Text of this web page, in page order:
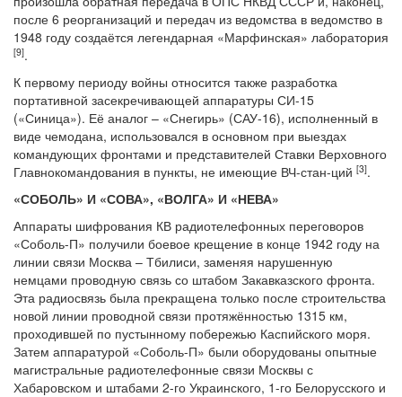
после 6 реорганизаций и передач из ведомства в ведомство в
1948 году создаётся легендарная «Марфинская» лаборатория
[9].
К первому периоду войны относится также разработка
портативной засекречивающей аппаратуры СИ-15
(«Синица»). Её аналог – «Снегирь» (САУ-16), исполненный в
виде чемодана, использовался в основном при выездах
командующих фронтами и представителей Ставки Верховного
Главнокомандования в пункты, не имеющие ВЧ-стан-ций [3].
«СОБОЛЬ» И «СОВА», «ВОЛГА» И «НЕВА»
Аппараты шифрования КВ радиотелефонных переговоров
«Соболь-П» получили боевое крещение в конце 1942 году на
линии связи Москва – Тбилиси, заменяя нарушенную
немцами проводную связь со штабом Закавказского фронта.
Эта радиосвязь была прекращена только после строительства
новой линии проводной связи протяжённостью 1315 км,
проходившей по пустынному побережью Каспийского моря.
Затем аппаратурой «Соболь-П» были оборудованы опытные
магистральные радиотелефонные связи Москвы с
Хабаровском и штабами 2-го Украинского, 1-го Белорусского и